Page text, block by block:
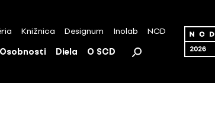
Knižnica Designum Inolab NCD
Osobnosti Diela O SCD